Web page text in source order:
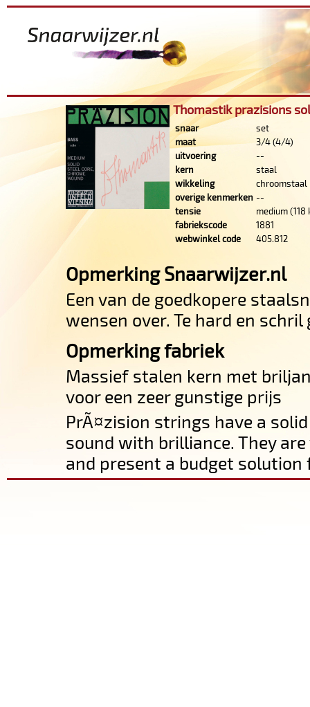
Thomastik prazisions
snaar
set
maat
3/4 (4/4)
uitvoering
--
kern
staal
wikkeling
chroomstaal
overige kenmerken --
tensie
medium (118
fabriekscode
1881
webwinkel code
405.812
Opmerking Snaarwijzer.nl
Een van de goedkopere
wensen over. Te hard en
Opmerking fabriek
Massief stalen kern met
voor een zeer gunstige prijs
PrÃ¤zision strings have a
sound with brilliance. They
and present a budget